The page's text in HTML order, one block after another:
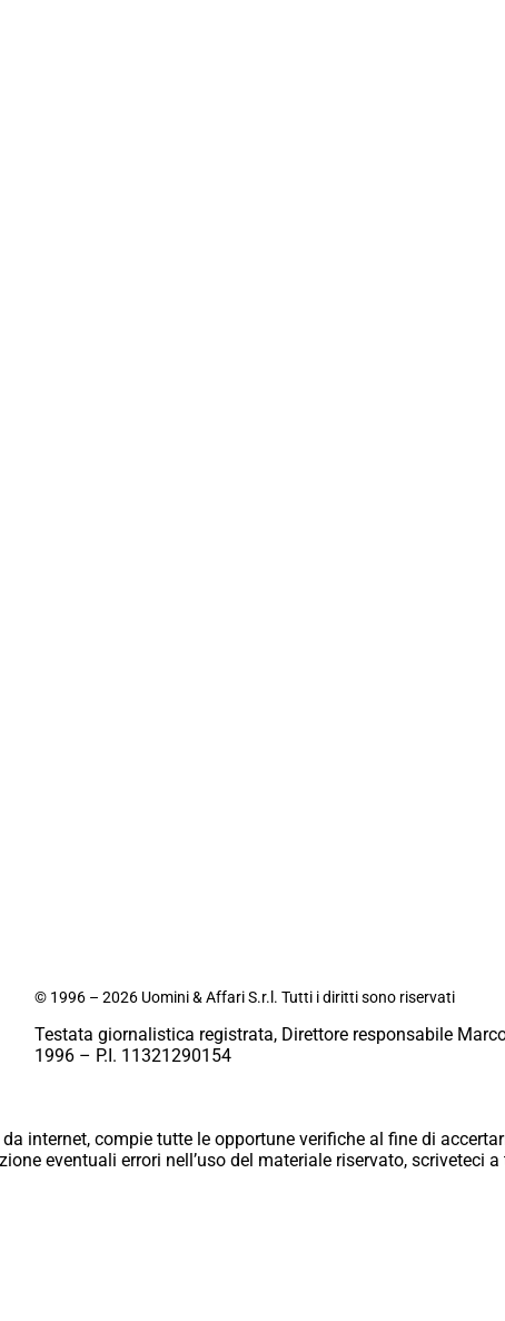
© 1996 – 2026 Uomini & Affari S.r.l. Tutti i diritti sono riservati
Testata giornalistica registrata, Direttore responsabile
1996 – P.I. 11321290154
internet, compie tutte le opportune verifiche al fine di
eventuali errori nell’uso del materiale riservato,